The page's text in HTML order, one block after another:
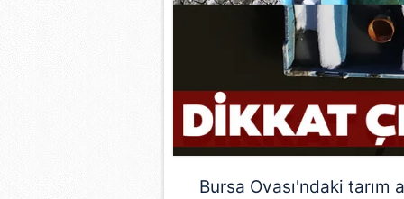
Bursa Ovası'ndaki tarım